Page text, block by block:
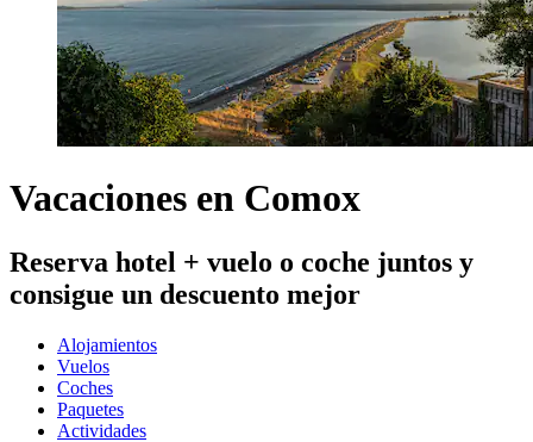
Vacaciones en Comox
Reserva hotel + vuelo o coche juntos y
consigue un descuento mejor
Alojamientos
Vuelos
Coches
Paquetes
Actividades